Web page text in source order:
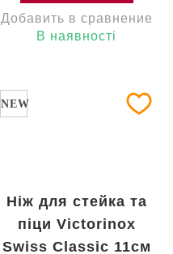
Добавить в сравнение
В наявності
NEW
Ніж для стейка та
піци Victorinox
Swiss Classic 11см